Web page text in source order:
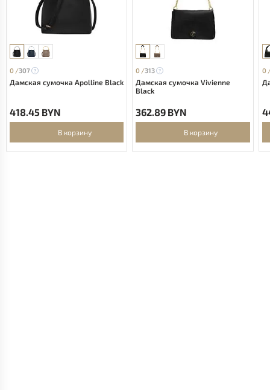
0 /307
Дамская сумочка Apolline Black
418.45 BYN
В корзину
0 /313
Дамская сумочка Vivienne
Black
362.89 BYN
В корзину
0